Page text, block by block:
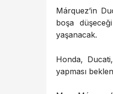
Márquez’in
boşa
yaşanacak.
Honda,
yapması